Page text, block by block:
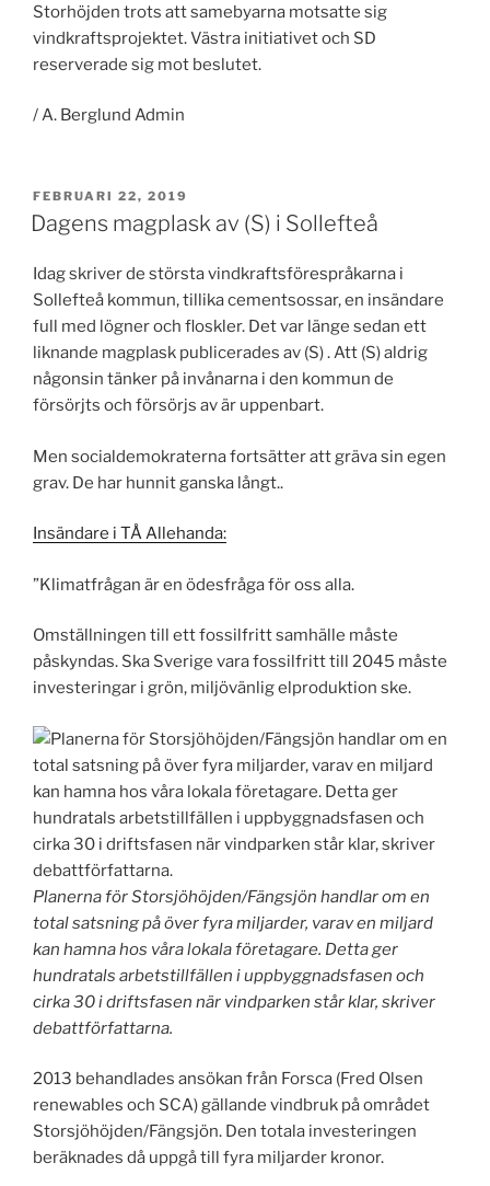
Storhöjden trots att samebyarna motsatte sig
vindkraftsprojektet. Västra initiativet och SD
reserverade sig mot beslutet.
/ A. Berglund Admin
PUBLICERAT
FEBRUARI 22, 2019
Dagens magplask av (S) i Sollefteå
Idag skriver de största vindkraftsförespråkarna i
Sollefteå kommun, tillika cementsossar, en insändare
full med lögner och floskler. Det var länge sedan ett
liknande magplask publicerades av (S) . Att (S) aldrig
någonsin tänker på invånarna i den kommun de
försörjts och försörjs av är uppenbart.
Men socialdemokraterna fortsätter att gräva sin egen
grav. De har hunnit ganska långt..
Insändare i TÅ Allehanda:
”Klimatfrågan är en ödesfråga för oss alla.
Omställningen till ett fossilfritt samhälle måste
påskyndas. Ska Sverige vara fossilfritt till 2045 måste
investeringar i grön, miljövänlig elproduktion ske.
Planerna för Storsjöhöjden/Fängsjön handlar om en
total satsning på över fyra miljarder, varav en miljard
kan hamna hos våra lokala företagare. Detta ger
hundratals arbetstillfällen i uppbyggnadsfasen och
cirka 30 i driftsfasen när vindparken står klar, skriver
debattförfattarna.
2013 behandlades ansökan från Forsca (Fred Olsen
renewables och SCA) gällande vindbruk på området
Storsjöhöjden/Fängsjön. Den totala investeringen
beräknades då uppgå till fyra miljarder kronor.